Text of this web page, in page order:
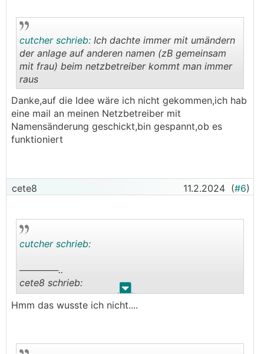
..
cutcher schrieb: Ich dachte immer mit umändern
der anlage auf anderen namen (zB gemeinsam
mit frau) beim netzbetreiber kommt man immer
raus
Danke,auf die Idee wäre ich nicht gekommen,ich hab
eine mail an meinen Netzbetreiber mit
Namensänderung geschickt,bin gespannt,ob es
funktioniert
cete8 11.2.2024 (#6)
. .
cutcher schrieb:
──────..
cete8 schrieb:
──────..
Es wäre eventuell einen Versuch Wert sich auf
Hmm das wusste ich nicht....